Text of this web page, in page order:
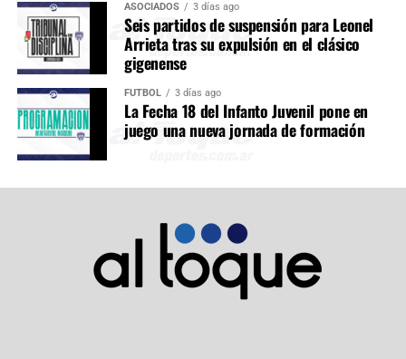
ASOCIADOS 3 días ago
Seis partidos de suspensión para Leonel
Arrieta tras su expulsión en el clásico
gigenense
FÚTBOL 3 días ago
La Fecha 18 del Infanto Juvenil pone en
juego una nueva jornada de formación